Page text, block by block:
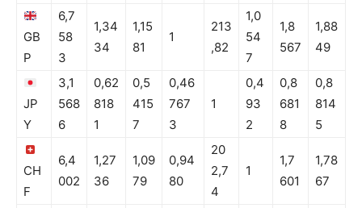
GB
P
6,7
58
3
1,34
34
1,15
81
1
213
,82
1,0
54
7
1,8
567
1,88
49
JP
Y
3,1
568
6
0,62
818
1
0,5
415
7
0,46
767
3
1
0,4
93
2
0,8
681
8
0,8
814
5
CH
F
6,4
002
1,27
36
1,09
79
0,94
80
20
2,7
4
1
1,7
601
1,78
67